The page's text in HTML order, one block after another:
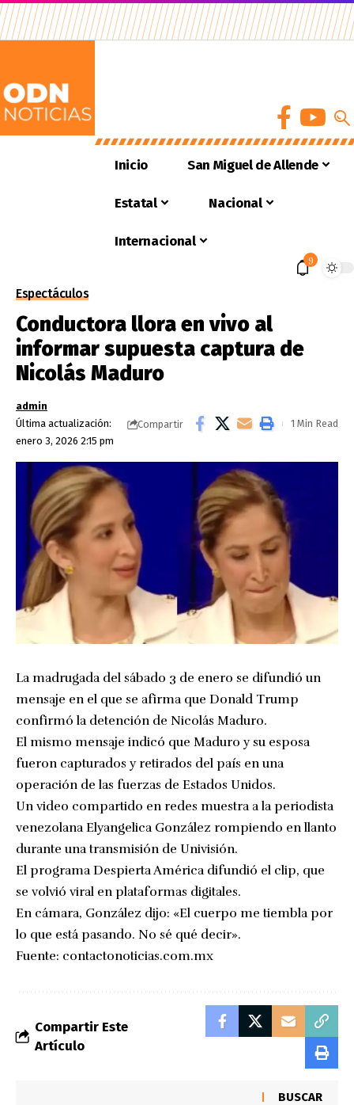
Inicio San Miguel de Allende
Estatal Nacional
Internacional
9
Espectáculos
Conductora llora en vivo al
informar supuesta captura de
Nicolás Maduro
Última actualización:
enero 3, 2026 2:15 pm
admin
Compartir
1 Min Read
La madrugada del sábado 3 de enero se difundió un
mensaje en el que se afirma que Donald Trump
confirmó la detención de Nicolás Maduro.
El mismo mensaje indicó que Maduro y su esposa
fueron capturados y retirados del país en una
operación de las fuerzas de Estados Unidos.
Un video compartido en redes muestra a la periodista
venezolana Elyangelica González rompiendo en llanto
durante una transmisión de Univisión.
El programa Despierta América difundió el clip, que
se volvió viral en plataformas digitales.
En cámara, González dijo: «El cuerpo me tiembla por
lo que está pasando. No sé qué decir».
Fuente: contactonoticias.com.mx
Compartir Este
Artículo
BUSCAR